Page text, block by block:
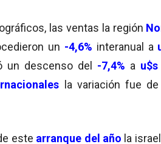
las ventas la región
un -4,6% interanual a
un descenso del -7,4% a
la variación fue
este arranque del año la